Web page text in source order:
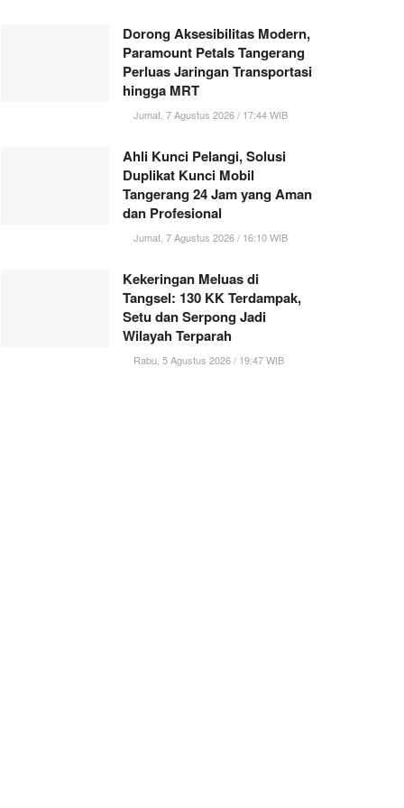
Dorong Aksesibilitas Modern,
Paramount Petals Tangerang
Perluas Jaringan Transportasi
hingga MRT
Jumat, 7 Agustus 2026 / 17:44 WIB
Ahli Kunci Pelangi, Solusi
Duplikat Kunci Mobil
Tangerang 24 Jam yang Aman
dan Profesional
Jumat, 7 Agustus 2026 / 16:10 WIB
Kekeringan Meluas di
Tangsel: 130 KK Terdampak,
Setu dan Serpong Jadi
Wilayah Terparah
Rabu, 5 Agustus 2026 / 19:47 WIB